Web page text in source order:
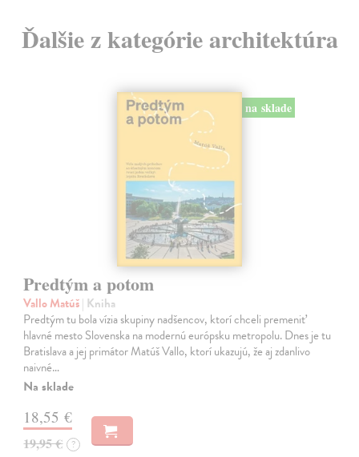
Ďalšie z kategórie architektúra
na sklade
Predtým a potom
Vallo Matúš| Kniha
Predtým tu bola vízia skupiny nadšencov, ktorí chceli premeniť
hlavné mesto Slovenska na modernú európsku metropolu. Dnes je tu
Bratislava a jej primátor Matúš Vallo, ktorí ukazujú, že aj zdanlivo
naivné…
Na sklade
18,55 €
19,95 € ?